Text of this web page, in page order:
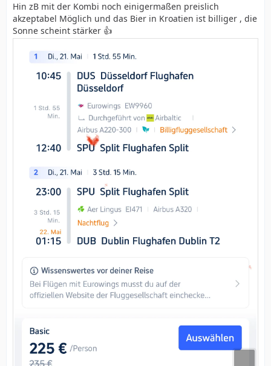
Hin zB mit der Kombi noch einigermaßen preislich
akzeptabel Möglich und das Bier in Kroatien ist billiger , die
Sonne scheint stärker 👍